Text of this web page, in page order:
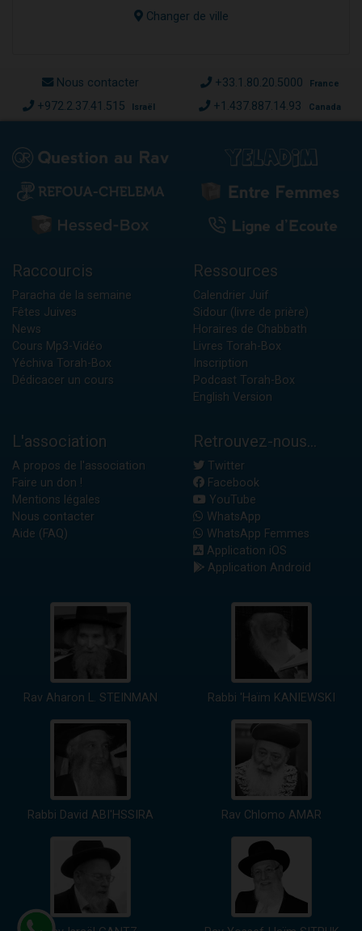
Changer de ville
Nous contacter +33.1.80.20.5000 France
+972.2.37.41.515 Israël +1.437.887.14.93 Canada
Raccourcis
Paracha de la semaine
Fêtes Juives
News
Cours Mp3-Vidéo
Yéchiva Torah-Box
Dédicacer un cours
Ressources
Calendrier Juif
Sidour (livre de prière)
Horaires de Chabbath
Livres Torah-Box
Inscription
Podcast Torah-Box
English Version
L'association
A propos de l'association
Faire un don !
Mentions légales
Nous contacter
Aide (FAQ)
Retrouvez-nous...
Twitter
Facebook
YouTube
WhatsApp
WhatsApp Femmes
Application iOS
Application Android
Rav Aharon L. STEINMAN Rabbi 'Haïm KANIEWSKI
Rabbi David ABI'HSSIRA Rav Chlomo AMAR